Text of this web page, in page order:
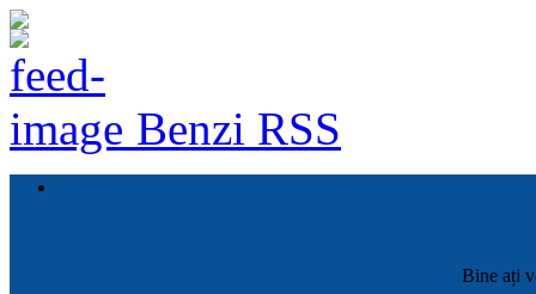
Benzi RSS
Bine ați